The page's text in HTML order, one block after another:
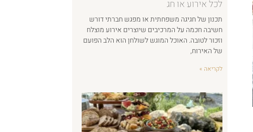
לכל אירוע או חג
תכנון של חגיגה משפחתית או מפגש חברתי דורש
חשיבה חכמה על המרכיבים שיוצרים אירוע מוצלח
וזכור לטובה. האוכל המוגש לשולחן הוא הלב הפועם
של האירוח,
לקריאה »